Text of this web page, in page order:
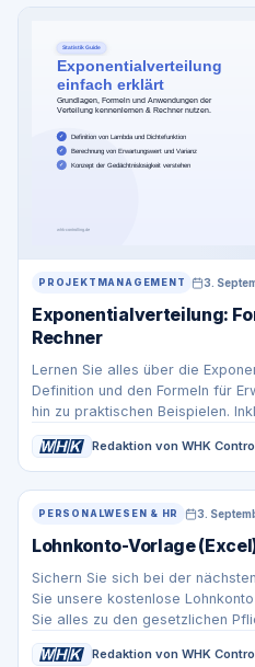
PROJEKTMANAGEMENT 3.
Exponentialverteilung:
Rechner
Lernen Sie alles über die
Definition und den Formeln für
hin zu praktischen Beispielen.
Redaktion von WHK
PERSONALWESEN & HR 3.
Lohnkonto-Vorlage
Sichern Sie sich bei der
Sie unsere kostenlose
Sie alles zu den gesetzlichen
Redaktion von WHK